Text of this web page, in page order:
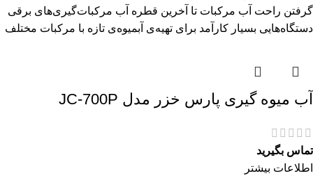
گرفتن راحت آب مرکبات تا آخرین قطره آب مرکبات‌گیری‌های برقی
دستگاه‌هایی بسیار کارآمد برای تهیه‌ی آبمیوه‌ی تازه با مرکبات مختلف
آب میوه گیری پارس خزر مدل JC-700P
تماس بگیرید
اطلاعات بیشتر